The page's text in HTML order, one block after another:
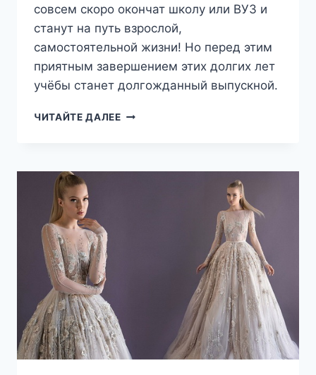
совсем скоро окончат школу или ВУЗ и
станут на путь взрослой,
самостоятельной жизни! Но перед этим
приятным завершением этих долгих лет
учёбы станет долгожданный выпускной.
ЧИТАЙТЕ ДАЛЕЕВЫБИРАЕМ
ВЫПУСКНОЙ